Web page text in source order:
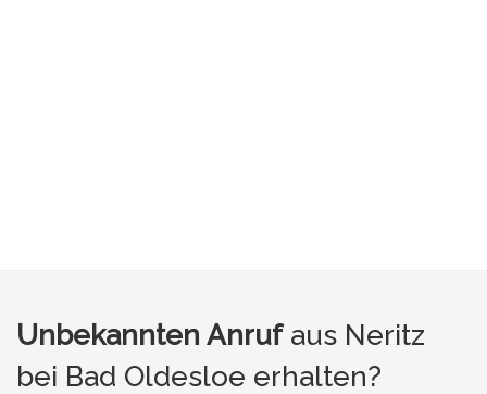
Unbekannten Anrufaus Neritz
bei Bad Oldesloe erhalten?